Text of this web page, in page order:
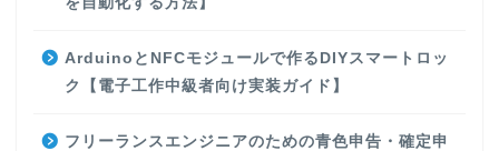
ArduinoとNFCモジュールで作るDIYスマートロッ
ク【電子工作中級者向け実装ガイド】
フリーランスエンジニアのための青色申告・確定申